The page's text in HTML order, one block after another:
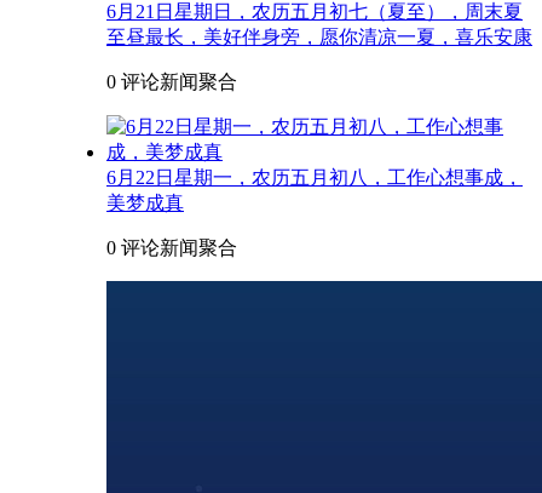
6月21日星期日，农历五月初七（夏至），周末夏
至昼最长，美好伴身旁，愿你清凉一夏，喜乐安康
0 评论新闻聚合
6月22日星期一，农历五月初八，工作心想事成，
美梦成真
0 评论新闻聚合